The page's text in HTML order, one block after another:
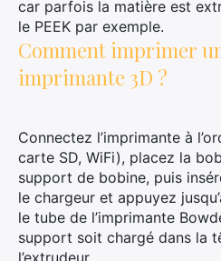
car parfois la matière est
le PEEK par exemple.
Comment imprimer
imprimante 3D ?
Connectez l’imprimante à
carte SD, WiFi), placez la
support de bobine, puis
le chargeur et appuyez
le tube de l’imprimante
support soit chargé dans la
l’extrudeur.